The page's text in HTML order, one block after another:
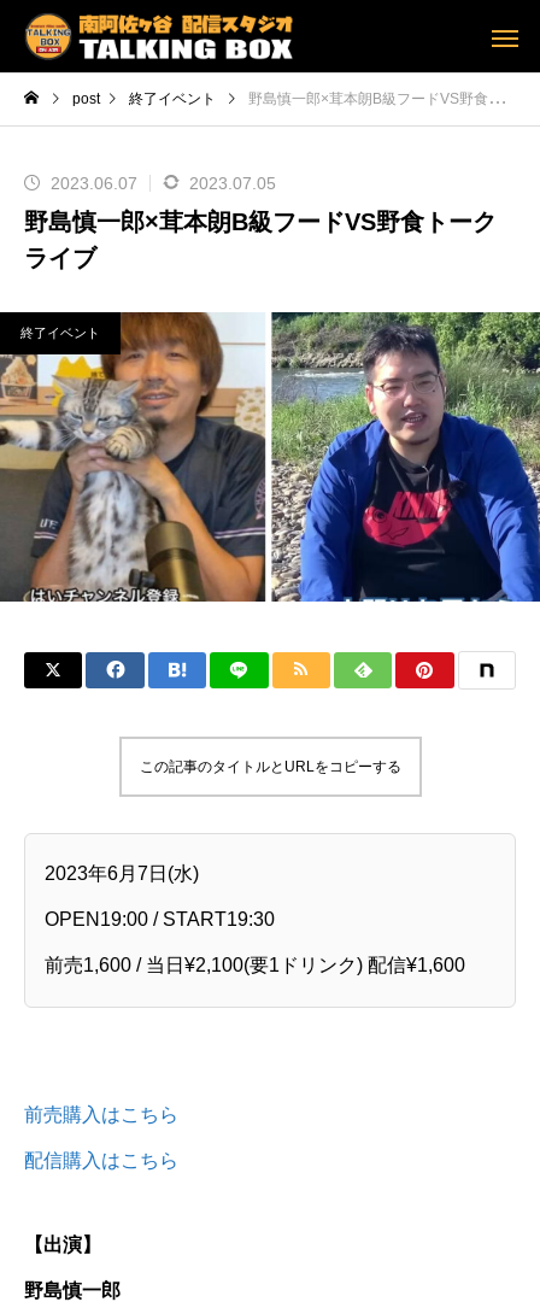
post 終了イベント 野島慎一郎×茸本朗B級フードVS野食トークライブ
2023.06.07 2023.07.05
野島慎一郎×茸本朗B級フードVS野食トーク
ライブ
終了イベント
この記事のタイトルとURLをコピーする
2023年6月7日(水)
OPEN19:00 / START19:30
前売1,600 / 当日¥2,100(要1ドリンク) 配信¥1,600
前売購入はこちら
配信購入はこちら
【出演】
野島慎一郎